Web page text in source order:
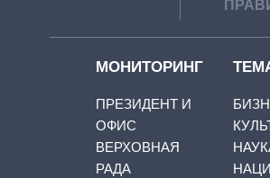
МОНИТОРИНГ
ПРЕЗИДЕНТ И
ОФИС
ВЕРХОВНАЯ
РАДА